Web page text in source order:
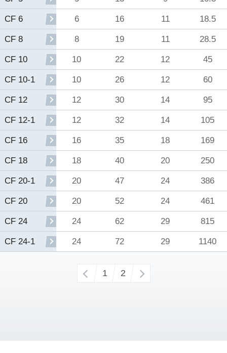
CF 6 6 16 11 18.5
CF 8 8 19 11 28.5
CF 10 10 22 12 45
CF 10-1 10 26 12 60
CF 12 12 30 14 95
CF 12-1 12 32 14 105
CF 16 16 35 18 169
CF 18 18 40 20 250
CF 20-1 20 47 24 386
CF 20 20 52 24 461
CF 24 24 62 29 815
CF 24-1 24 72 29 1140
‹ 1 2 ›